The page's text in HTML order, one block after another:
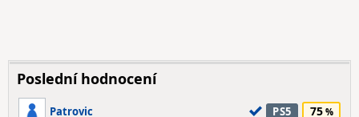
Poslední hodnocení
Patrovic PS5 75